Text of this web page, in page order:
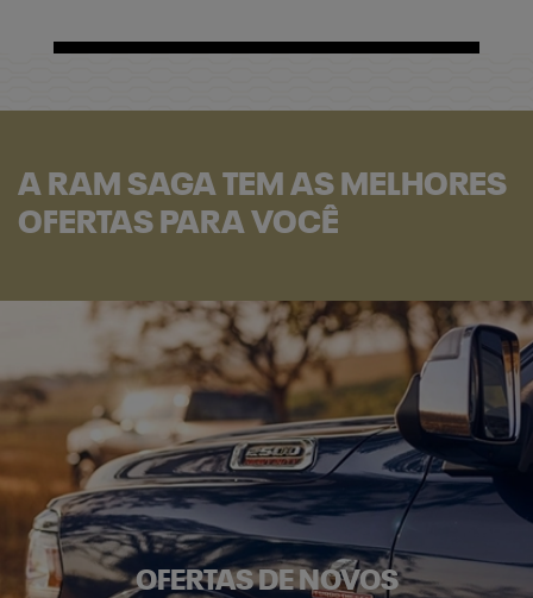
A RAM SAGA TEM AS MELHORES
OFERTAS PARA VOCÊ
OFERTAS DE NOVOS